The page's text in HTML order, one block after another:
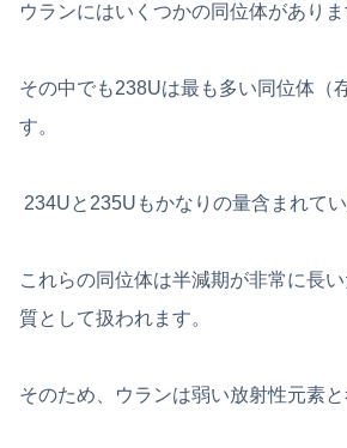
ウランにはいくつかの同位体がありま
その中でも238Uは最も多い同位体（
す。
234Uと235Uもかなりの量含まれてい
これらの同位体は半減期が非常に長
質として扱われます。
そのため、ウランは弱い放射性元素と